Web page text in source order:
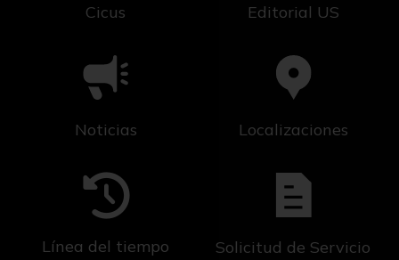
Cicus Editorial US
Noticias Localizaciones
Línea del tiempo Solicitud de Servicio